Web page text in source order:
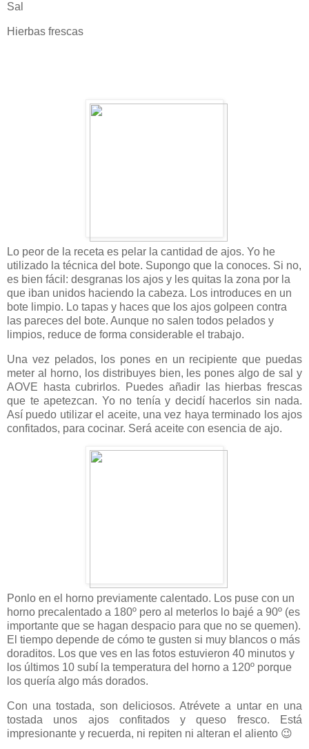
Sal
Hierbas frescas
Lo peor de la receta es pelar la cantidad de ajos. Yo he
utilizado la técnica del bote. Supongo que la conoces. Si no,
es bien fácil: desgranas los ajos y les quitas la zona por la
que iban unidos haciendo la cabeza. Los introduces en un
bote limpio. Lo tapas y haces que los ajos golpeen contra
las pareces del bote. Aunque no salen todos pelados y
limpios, reduce de forma considerable el trabajo.
Una vez pelados, los pones en un recipiente que puedas
meter al horno, los distribuyes bien, les pones algo de sal y
AOVE hasta cubrirlos. Puedes añadir las hierbas frescas
que te apetezcan. Yo no tenía y decidí hacerlos sin nada.
Así puedo utilizar el aceite, una vez haya terminado los ajos
confitados, para cocinar. Será aceite con esencia de ajo.
Ponlo en el horno previamente calentado. Los puse con un
horno precalentado a 180º pero al meterlos lo bajé a 90º (es
importante que se hagan despacio para que no se quemen).
El tiempo depende de cómo te gusten si muy blancos o más
doraditos. Los que ves en las fotos estuvieron 40 minutos y
los últimos 10 subí la temperatura del horno a 120º porque
los quería algo más dorados.
Con una tostada, son deliciosos. Atrévete a untar en una
tostada unos ajos confitados y queso fresco. Está
impresionante y recuerda, ni repiten ni alteran el aliento 😉